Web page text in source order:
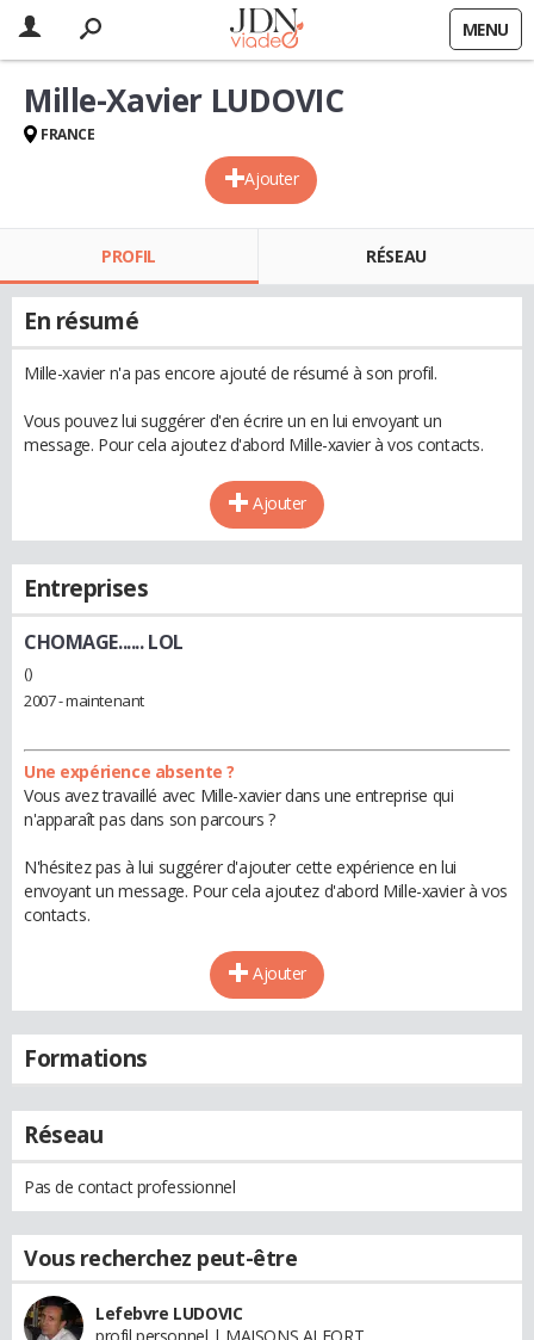
MENU
Ajouter
Mille-Xavier LUDOVIC
FRANCE
PROFIL RÉSEAU
En résumé
Mille-xavier n'a pas encore ajouté de résumé à son profil.
Vous pouvez lui suggérer d'en écrire un en lui envoyant un
message. Pour cela ajoutez d'abord Mille-xavier à vos contacts.
Ajouter
Entreprises
CHOMAGE...... LOL
()
2007 - maintenant
Une expérience absente ?
Vous avez travaillé avec Mille-xavier dans une entreprise qui
n'apparaît pas dans son parcours ?
N'hésitez pas à lui suggérer d'ajouter cette expérience en lui
envoyant un message. Pour cela ajoutez d'abord Mille-xavier à vos
contacts.
Ajouter
Formations
Réseau
Pas de contact professionnel
Vous recherchez peut-être
Lefebvre LUDOVIC